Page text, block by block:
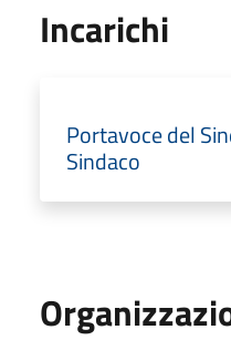
Incarichi
Portavoce del
Sindaco